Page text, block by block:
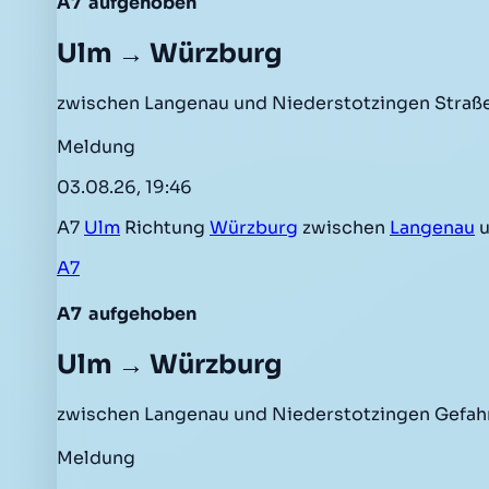
Ulm → Würzburg
zwischen Langenau und Niederstotzingen
Meldung
03.08.26, 19:46
A7 Ulm Richtung Würzburg zwischen Langenau
A7
A7 aufgehoben
Ulm → Würzburg
zwischen Langenau und Niederstotzingen
Meldung